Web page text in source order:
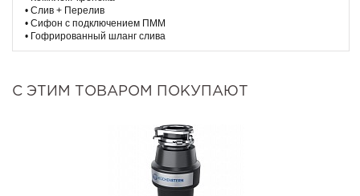
• Слив + Перелив
• Сифон с подключением ПММ
• Гофрированный шланг слива
С ЭТИМ ТОВАРОМ ПОКУПАЮТ